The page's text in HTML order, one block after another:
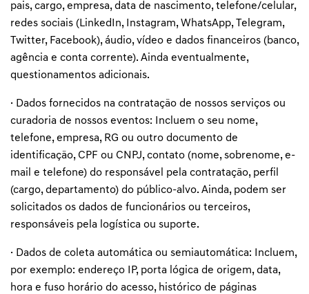
pais, cargo, empresa, data de nascimento, telefone/celular,
redes sociais (LinkedIn, Instagram, WhatsApp, Telegram,
Twitter, Facebook), áudio, vídeo e dados financeiros (banco,
agência e conta corrente). Ainda eventualmente,
questionamentos adicionais.
· Dados fornecidos na contratação de nossos serviços ou
curadoria de nossos eventos: Incluem o seu nome,
telefone, empresa, RG ou outro documento de
identificação, CPF ou CNPJ, contato (nome, sobrenome, e-
mail e telefone) do responsável pela contratação, perfil
(cargo, departamento) do público-alvo. Ainda, podem ser
solicitados os dados de funcionários ou terceiros,
responsáveis pela logística ou suporte.
· Dados de coleta automática ou semiautomática: Incluem,
por exemplo: endereço IP, porta lógica de origem, data,
hora e fuso horário do acesso, histórico de páginas